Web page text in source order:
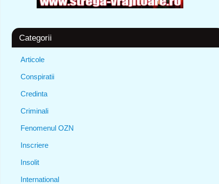
Categorii
Articole
Conspiratii
Credinta
Criminali
Fenomenul OZN
Inscriere
Insolit
International